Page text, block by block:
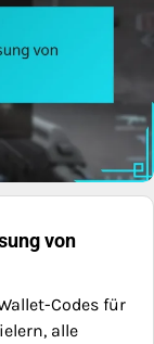
von
Codes für
alle